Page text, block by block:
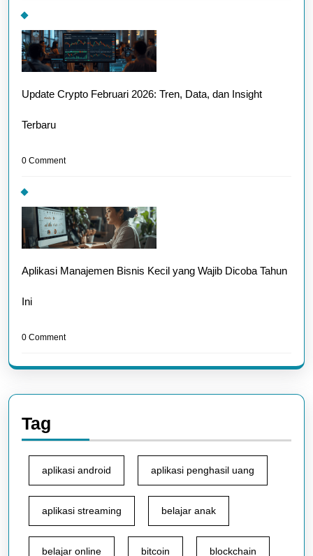
Update Crypto Februari 2026: Tren, Data, dan Insight
Terbaru
0 Comment
Aplikasi Manajemen Bisnis Kecil yang Wajib Dicoba Tahun
Ini
0 Comment
Tag
aplikasi android aplikasi penghasil uang
aplikasi streaming belajar anak
belajar online bitcoin blockchain